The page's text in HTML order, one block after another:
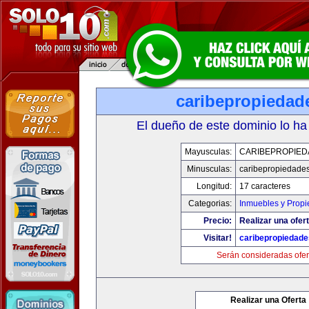
El dueño de este dominio lo
Mayusculas:
Minusculas:
Longitud:
17 caracteres
Categorias:
Inmuebles y
Precio:
Realizar una
Visitar!
Serán consideradas
Realizar una Oferta